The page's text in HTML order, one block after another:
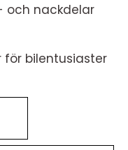
och nackdelar
för bilentusiaster